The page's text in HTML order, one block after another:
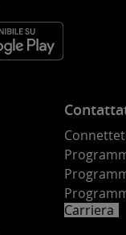
Carriera